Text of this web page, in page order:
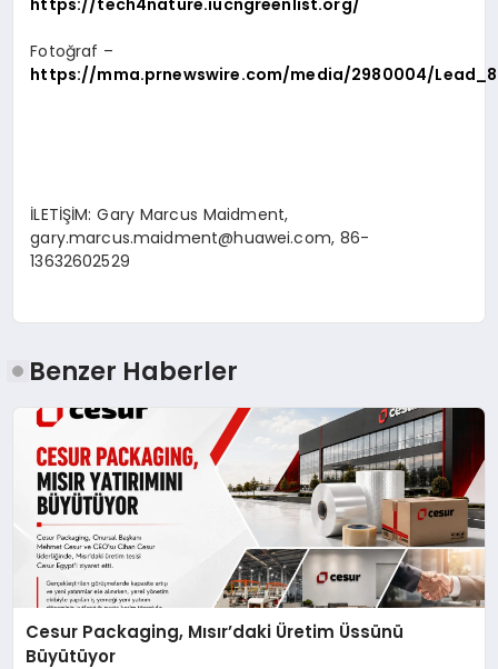
https://tech4nature.iucngreenlist.org/
Fotoğraf –
https://mma.prnewswire.com/media/2980004/
İLETİŞİM: Gary Marcus Maidment,
gary.marcus.maidment@huawei.com, 86-
13632602529
Benzer Haberler
Cesur Packaging, Mısır’daki Üretim Üssünü
Büyütüyor